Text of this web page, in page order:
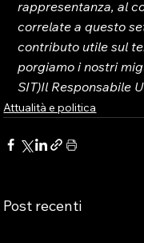
rappresentanza, al
correlate a questo
contributo utile sul
porgiamo i nostri
SIT)Il Responsabile
Attualità e politica
Post recenti